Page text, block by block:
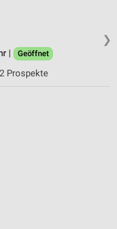
❯
|
Geöffnet
Prospekte